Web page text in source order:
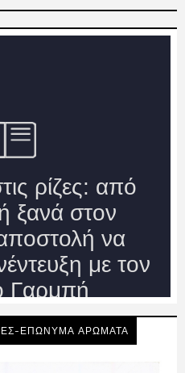
ΕΠΩΝΥΜΑ ΑΡΩΜΑΤΑ